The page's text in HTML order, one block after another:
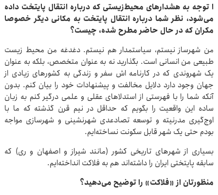
ا توجه به هشدارهای محیط‌زیستی که درباره انتقال پایتخت داده
می‌شود، نظر شما درباره انتقال پایتخت به مکانی دیگر خصوصا
مکران که در حال حاضر مطرح شده، چیست؟
من شهرساز نیستم، سیاستمدار هم نیستم. دغدغه من محیط زیست
طبیعی من انسانی است. بگذارید نه به عنوان متخصص، بلکه به عنوان
یک شهروندی که در کارنامه اش سفر و زندگی به کشورهای زیادی از
جهان وجود دارد دلایل مخالفت و پیشنهادات خود را بیان کنم. بدون
آنکه شما را با فهرستی از استدلاهای عقلی و علمی درگیر کنم به زبان
ساده این واقعیت را بگویم که حداقل در نیم قرن گذشته که ما با
اوج‌گیری مدرنیته و توسعه تصادعدی شهرنشینی و شهرسازی مواجه
بودم حتی یک شهر قابل سکونت نساخته‌ایم.
بسیاری از شهرهای تاریخی کشور (مانند شیراز و اصفهان و ری) که
سابقه پایتختی ایران را داشته‌اند هم به فلاکت انداخته‌ایم.
منظورتان از «فلاکت» را توضیح می‌دهید؟